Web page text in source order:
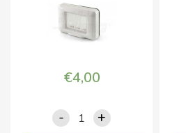
€4,00
-
Contenitore
+